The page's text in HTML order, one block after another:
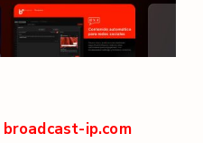
broadcast-ip.com